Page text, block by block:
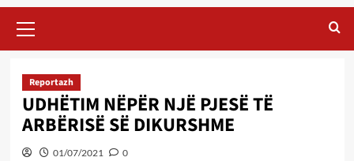
Menu
Reportazh
UDHËTIM NËPËR NJË PJESË TË
ARBËRISË SË DIKURSHME
01/07/2021 0